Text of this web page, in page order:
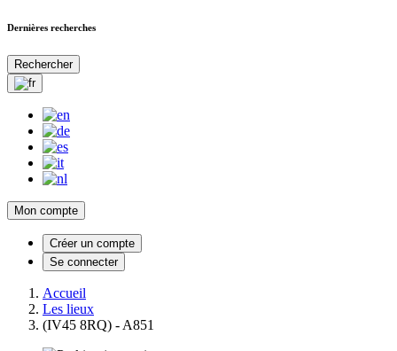
Dernières recherches
Rechercher
Mon compte
Créer un compte
Se connecter
Accueil
Les lieux
(IV45 8RQ) - A851